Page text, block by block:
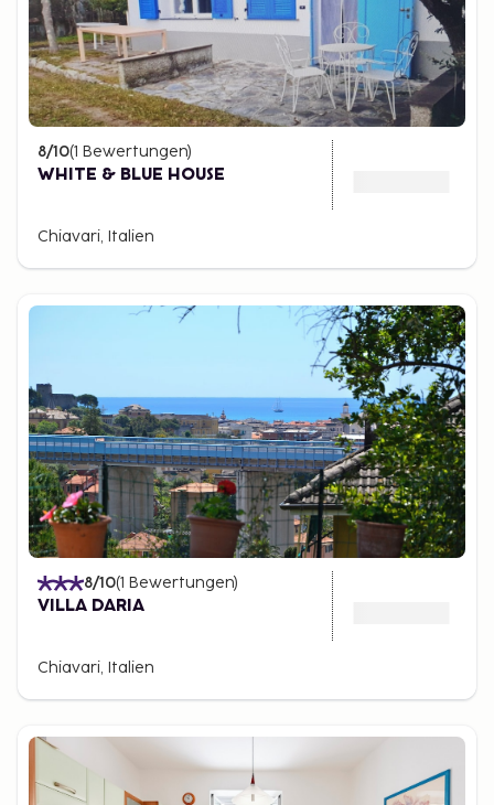
8/10(1 Bewertungen)
WHITE & BLUE HOUSE
Chiavari, Italien
8/10(1 Bewertungen)
VILLA DARIA
Chiavari, Italien